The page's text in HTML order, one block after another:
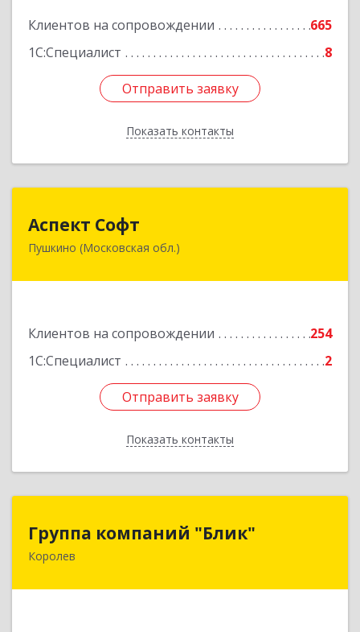
Клиентов на сопровождении
665
1С:Специалист
8
Отправить заявку
Показать контакты
Отправить заявку
Назад
Аспект Софт
Пушкино (Московская обл.)
Клиентов на сопровождении
254
1С:Специалист
2
Отправить заявку
Показать контакты
141205, Московская обл, Пушкинский р-н,
Отправить заявку
Назад
Группа компаний "Блик"
Королев
Группа компаний "Блик"